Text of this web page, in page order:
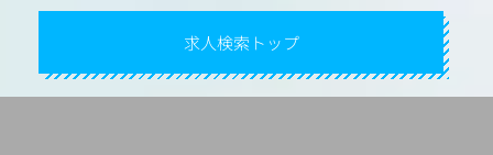
求人検索トップ